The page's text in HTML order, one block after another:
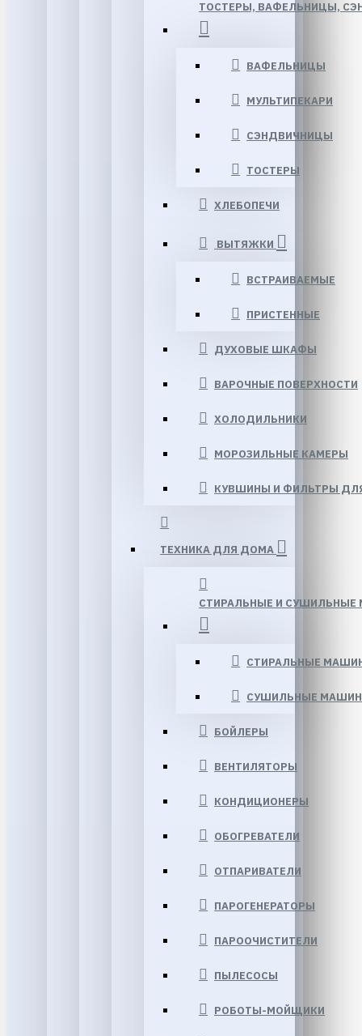
ТОСТЕРЫ, ВАФЕЛЬНИЦЫ,
ВАФЕЛЬНИЦЫ
МУЛЬТИПЕКАРИ
СЭНДВИЧНИЦЫ
ТОСТЕРЫ
ХЛЕБОПЕЧИ
ВЫТЯЖКИ
ВСТРАИВАЕМЫЕ
ПРИСТЕННЫЕ
ДУХОВЫЕ ШКАФЫ
ВАРОЧНЫЕ ПОВЕРХНОСТИ
ХОЛОДИЛЬНИКИ
МОРОЗИЛЬНЫЕ КАМЕРЫ
КУВШИНЫ И ФИЛЬТРЫ
ТЕХНИКА ДЛЯ ДОМА
СТИРАЛЬНЫЕ И
СТИРАЛЬНЫЕ
СУШИЛЬНЫЕ
БОЙЛЕРЫ
ВЕНТИЛЯТОРЫ
КОНДИЦИОНЕРЫ
ОБОГРЕВАТЕЛИ
ОТПАРИВАТЕЛИ
ПАРОГЕНЕРАТОРЫ
ПАРООЧИСТИТЕЛИ
ПЫЛЕСОСЫ
РОБОТЫ-МОЙЩИКИ